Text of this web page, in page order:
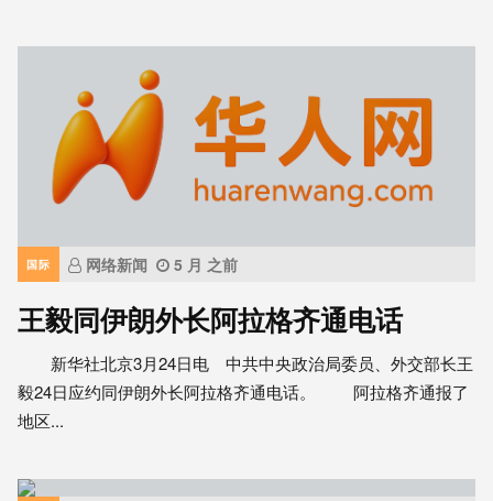
国际 网络新闻 5 月 之前
王毅同伊朗外长阿拉格齐通电话
新华社北京3月24日电 中共中央政治局委员、外交部长王
毅24日应约同伊朗外长阿拉格齐通电话。 阿拉格齐通报了
地区...